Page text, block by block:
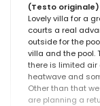
(Testo originale)
Lovely villa for a
courts a real
outside for the
villa and the pool.
there is limited air
heatwave and
Other than that
are planning a